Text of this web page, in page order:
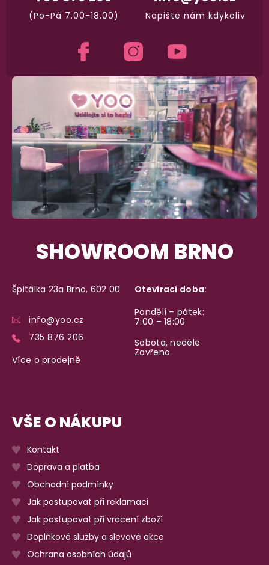
a okamžitě odesíláme.
Garance vrácení peněz
Napište nám kdykoliv
(Po-Pá 7.00-18.00)
SHOWROOM BRNO
Špitálka 23a Brno, 602 00
info@yoo.cz
735 876 206
Více o prodejně
Otevírací doba:
Pondělí – pátek:
7:00 – 18:00
Sobota, neděle
Zavřeno
VŠE O NÁKUPU
Kontakt
Doprava a platba
Obchodní podmínky
Jak postupovat při reklamaci
Jak postupovat při vracení zboží
Doplňkové služby a slevové akce
Ochrana osobních údajů